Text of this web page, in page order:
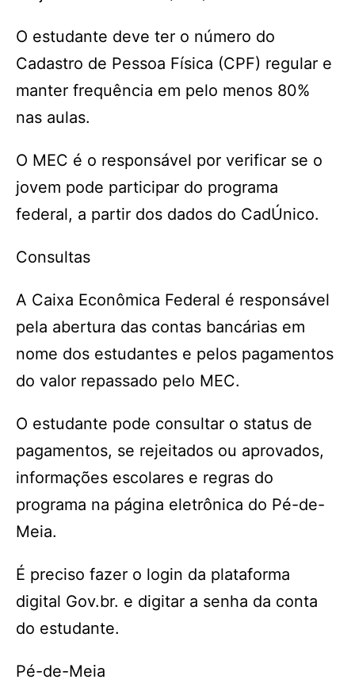
O estudante deve ter o número do
Cadastro de Pessoa Física (CPF) regular e
manter frequência em pelo menos 80%
nas aulas.
O MEC é o responsável por verificar se o
jovem pode participar do programa
federal, a partir dos dados do CadÚnico.
Consultas
A Caixa Econômica Federal é responsável
pela abertura das contas bancárias em
nome dos estudantes e pelos pagamentos
do valor repassado pelo MEC.
O estudante pode consultar o status de
pagamentos, se rejeitados ou aprovados,
informações escolares e regras do
programa na página eletrônica do Pé-de-
Meia.
É preciso fazer o login da plataforma
digital Gov.br. e digitar a senha da conta
do estudante.
Pé-de-Meia